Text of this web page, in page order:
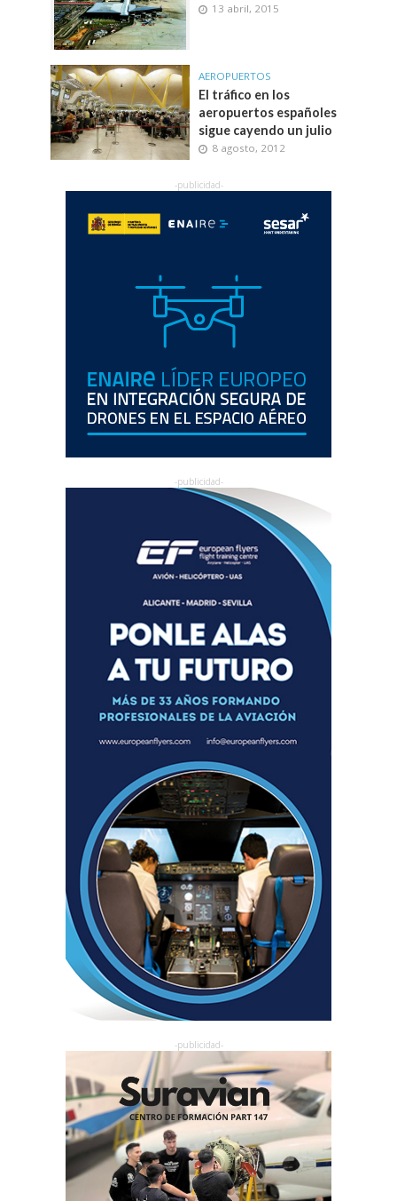
13 abril, 2015
AEROPUERTOS
El tráfico en los
aeropuertos españoles
sigue cayendo un julio
8 agosto, 2012